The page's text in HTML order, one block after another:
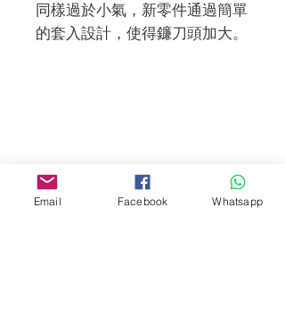
同樣過於小氣，新零件通過簡單
的套入設計，使得鐮刀頭加大。
油麻地彌敦道534-538
現時點
Email Facebook Whatsapp